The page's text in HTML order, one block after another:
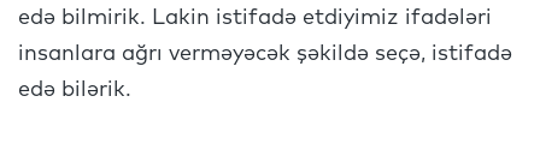
edə bilmirik. Lakin istifadə etdiyimiz ifadələri
insanlara ağrı verməyəcək şəkildə seçə, istifadə
edə bilərik.